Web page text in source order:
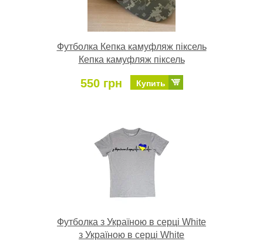
Футболка Кепка камуфляж піксель
Кепка камуфляж піксель
550 грн Купить
Футболка з Україною в серці White
з Україною в серці White